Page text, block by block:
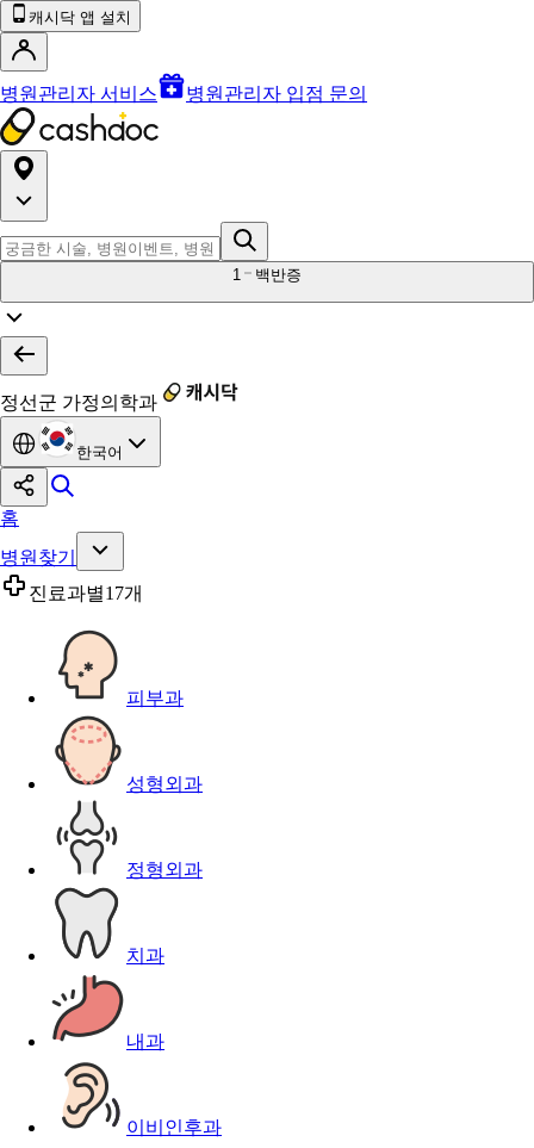
캐시닥 앱 설치
병원관리자 서비스 병원관리자 입점 문의
1 백반증
정선군 가정의학과
한국어
홈
병원찾기
진료과별17개
피부과
성형외과
정형외과
치과
내과
이비인후과